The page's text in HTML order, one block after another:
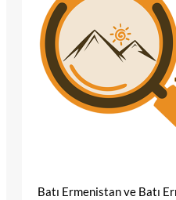
Batı Ermenistan ve Batı